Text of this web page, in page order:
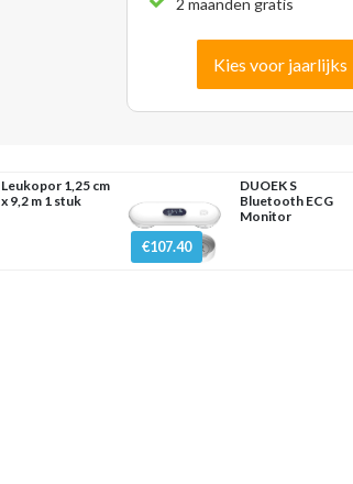
Kies voor jaarlijks
Leukopor 1,25 cm
x 9,2 m 1 stuk
€107.40
DUOEK S
Bluetooth ECG
Monitor